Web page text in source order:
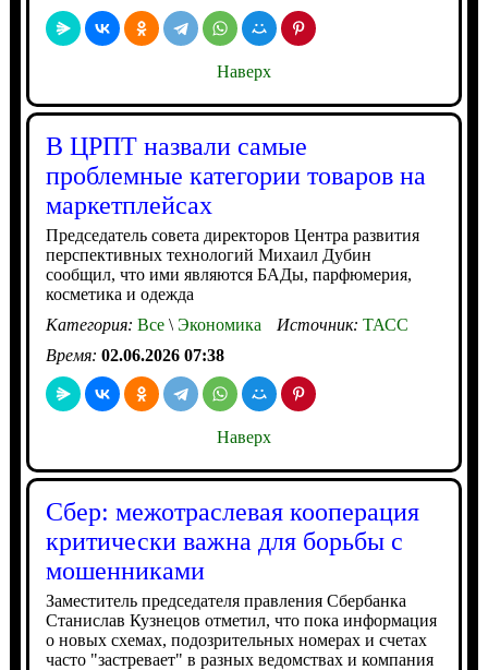
Наверх
В ЦРПТ назвали самые
проблемные категории товаров на
маркетплейсах
Председатель совета директоров Центра развития
перспективных технологий Михаил Дубин
сообщил, что ими являются БАДы, парфюмерия,
косметика и одежда
Категория: Все\Экономика Источник: ТАСС
Время: 02.06.2026 07:38
Наверх
Сбер: межотраслевая кооперация
критически важна для борьбы с
мошенниками
Заместитель председателя правления Сбербанка
Станислав Кузнецов отметил, что пока информация
о новых схемах, подозрительных номерах и счетах
часто "застревает" в разных ведомствах и компания